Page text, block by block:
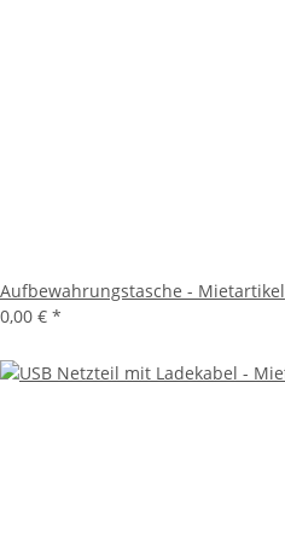
Aufbewahrungstasche - Mietartikel
0,00 € *